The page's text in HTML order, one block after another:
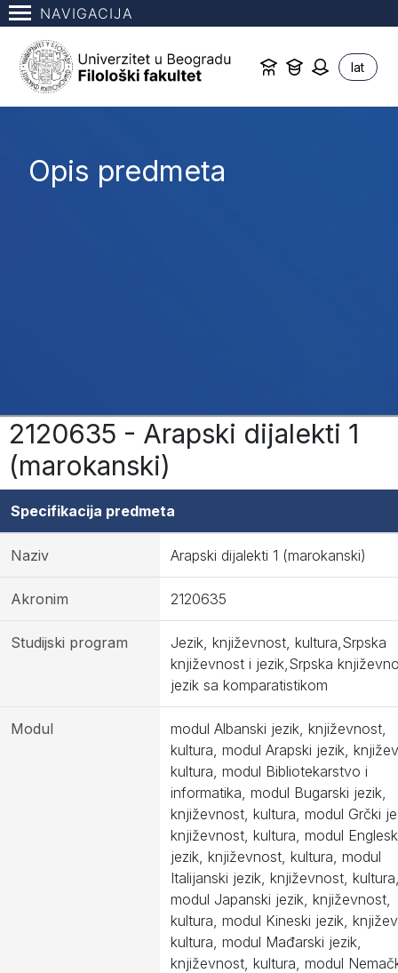
NAVIGACIJA
lat
Opis predmeta
2120635 - Arapski dijalekti 1
(marokanski)
Specifikacija predmeta
Naziv Arapski dijalekti 1 (marokanski)
Akronim 2120635
Studijski program
Jezik, književnost, kultura,Srpska
književnost i jezik,Srpska
jezik sa komparatistikom
Modul
modul Albanski jezik, književnost,
kultura, modul Arapski jezik,
kultura, modul Bibliotekarstvo i
informatika, modul Bugarski jezik,
književnost, kultura, modul Grčki
književnost, kultura, modul
jezik, književnost, kultura, modul
Italijanski jezik, književnost,
modul Japanski jezik, književnost,
kultura, modul Kineski jezik,
kultura, modul Mađarski jezik,
književnost, kultura, modul